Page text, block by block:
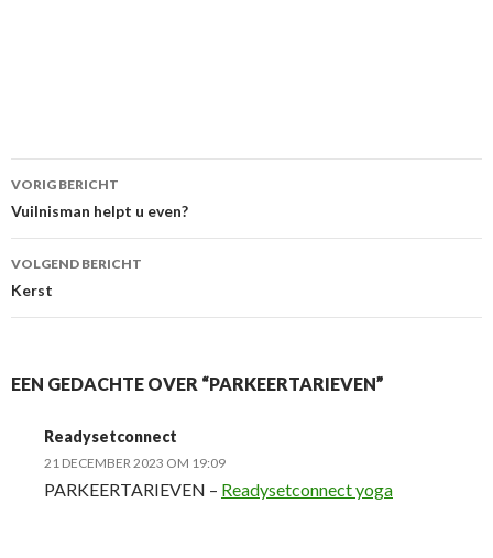
Berichtnavigatie
VORIG BERICHT
Vuilnisman helpt u even?
VOLGEND BERICHT
Kerst
EEN GEDACHTE OVER “PARKEERTARIEVEN”
Readysetconnect
21 DECEMBER 2023 OM 19:09
PARKEERTARIEVEN – Readysetconnect yoga